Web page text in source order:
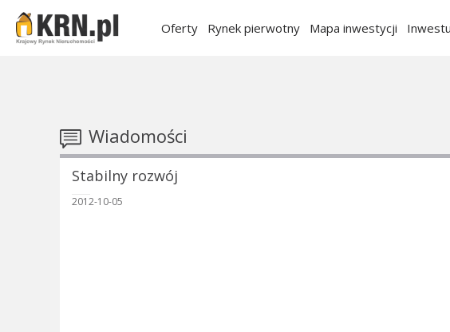
Oferty Rynek pierwotny Mapa inwestycji
Wiadomości
Stabilny rozwój
2012-10-05